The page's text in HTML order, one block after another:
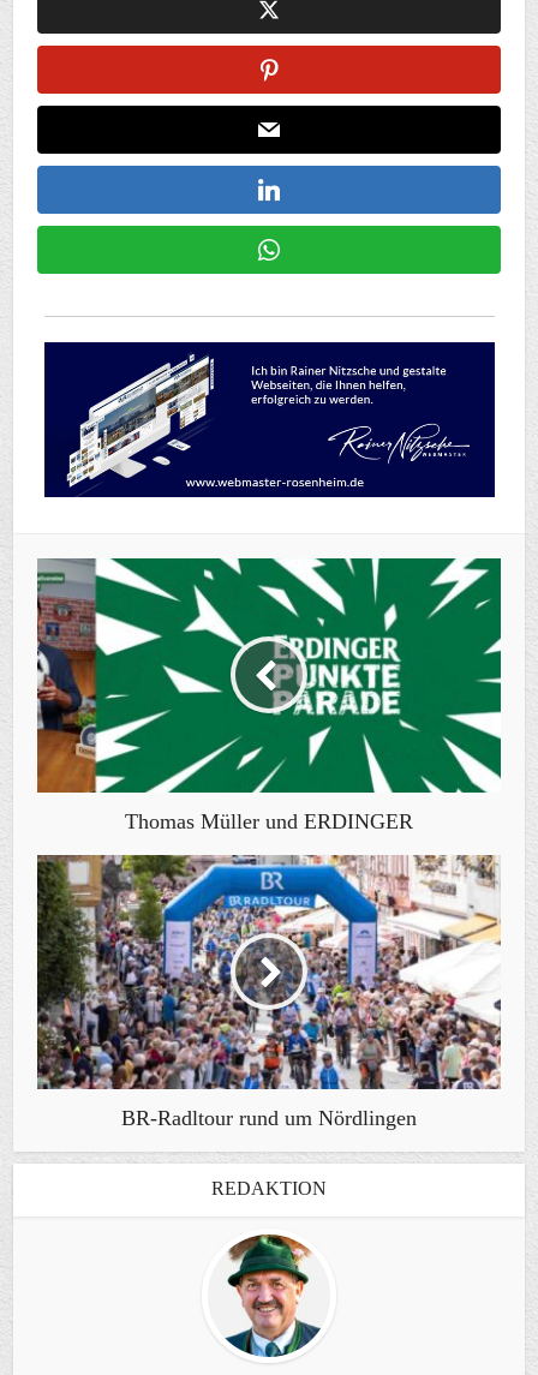
Thomas Müller und ERDINGER
BR-Radltour rund um Nördlingen
REDAKTION